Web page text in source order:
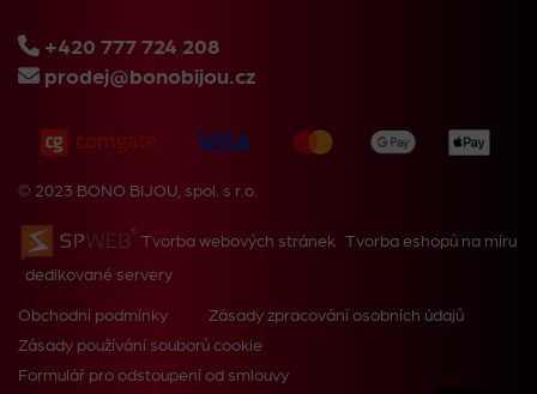
+420 777 724 208
prodej@bonobijou.cz
© 2023 BONO BIJOU, spol. s r.o.
Tvorba webových stránek Tvorba eshopů na míru
dedikované servery
Obchodní podmínky
Zásady zpracování osobních údajů
Zásady používání souborů cookie
Formulář pro odstoupení od smlouvy